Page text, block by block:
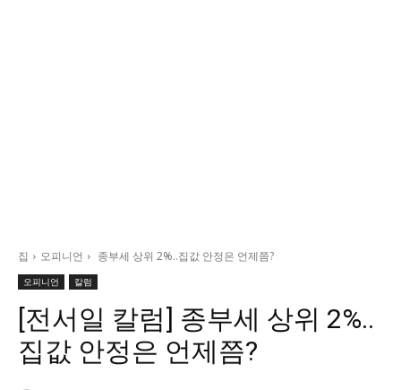
문화
전통문화
대중문화
집 오피니언 종부세 상위 2%..집값 안정은 언제쯤?
오피니언 칼럼
[전서일 칼럼] 종부세 상위 2%..
집값 안정은 언제쯤?